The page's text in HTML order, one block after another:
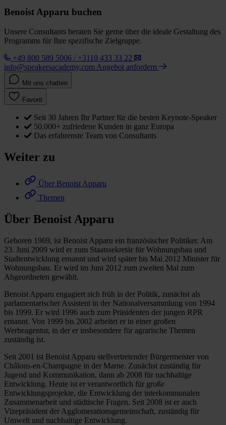
Benoist Apparu buchen
Unsere Consultants beraten Sie gerne über die ideale Gestaltung des
Programms für Ihre spezifische Zielgruppe.
+49 800 589 5006 / +3110 433 33 22
info@speakersacademy.com Angebot anfordern
Mit uns chatten
Favorit
Seit 30 Jahren Ihr Partner für die besten Keynote-Speaker
50.000+ zufriedene Kunden in ganz Europa
Das erfahrenste Team von Consultants
Weiter zu
Über Benoist Apparu
Themen
Über Benoist Apparu
Geboren 1969, ist Benoist Apparu ein französischer Politiker. Am
23. Juni 2009 wird er zum Staatssekretär für Wohnungsbau und
Stadtentwicklung ernannt und wird später bis Mai 2012 Minister für
Wohnungsbau. Er wird im Juni 2012 zum zweiten Mal zum
Abgeordneten gewählt.
Benoist Apparu engagiert sich früh in der Politik, zunächst als
parlamentarischer Assistent in der Nationalversammlung von 1994
bis 1999. Er wird 1996 auch zum Präsidenten der jungen RPR
ernannt. Von 1999 bis 2002 arbeitet er in einer großen
Werbeagentur, in der er insbesondere für agrarische Themen
zuständig ist.
Seit 2001 ist Benoist Apparu stellvertretender Bürgermeister von
Châlons-en-Champagne in der Marne. Zunächst zuständig für
Jugend und Kommunikation, dann ab 2008 für nachhaltige
Entwicklung. Heute ist er verantwortlich für große
Entwicklungsprojekte, die Entwicklung der interkommunalen
Zusammenarbeit und städtische Fragen. Seit 2008 ist er auch
Vizepräsident der Agglomerationsgemeinschaft, zuständig für
Umwelt und nachhaltige Entwicklung.